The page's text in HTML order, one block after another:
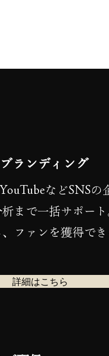
ランディング
などSNSの
まで一括サポート
ファンを獲得で
詳細はこちら